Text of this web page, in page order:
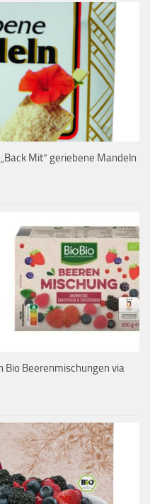
Mit“ geriebene Mandeln
Bio Beerenmischungen via